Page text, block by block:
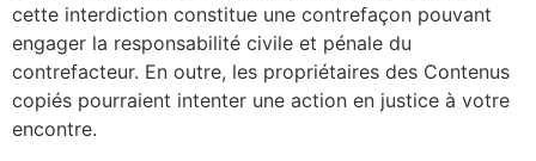
cette interdiction constitue une contrefaçon pouvant
engager la responsabilité civile et pénale du
contrefacteur. En outre, les propriétaires des Contenus
copiés pourraient intenter une action en justice à votre
encontre.